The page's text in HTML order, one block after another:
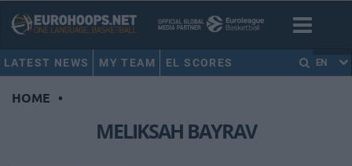
LATEST NEWS MY TEAM EL SCORES EN
HOME •
MELIKSAH BAYRAV